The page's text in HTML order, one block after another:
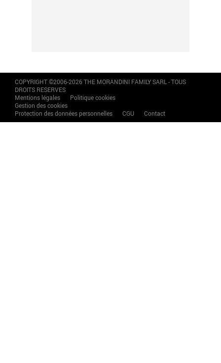
COPYRIGHT ©2006-2026 THE MORANDINI FAMILY SARL - TOUS
DROITS RESERVES
Mentions légales
Politique cookies
Gestion des cookies
Protection des données personnelles
CGU Contact